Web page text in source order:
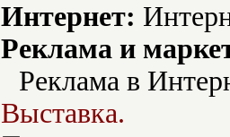
Интернет:
Реклама и
Реклама в
Выставка.